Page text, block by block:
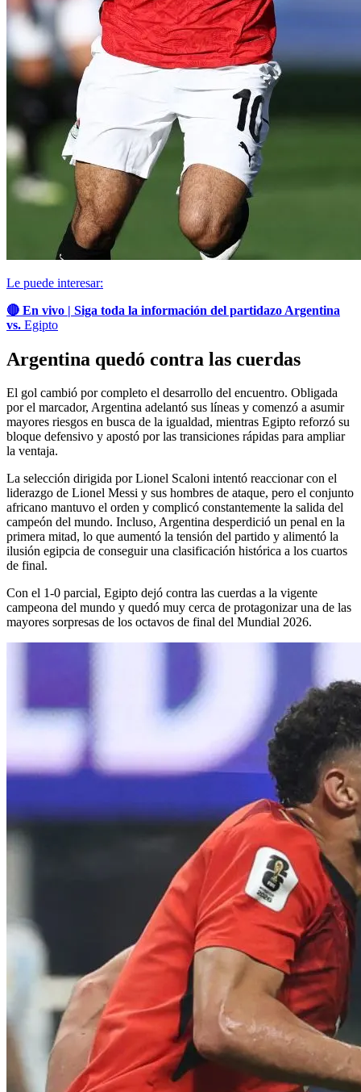
Le puede interesar:
🔴 En vivo | Siga toda la información del partidazo Argentina
vs. Egipto
Argentina quedó contra las cuerdas
El gol cambió por completo el desarrollo del encuentro. Obligada
por el marcador, Argentina adelantó sus líneas y comenzó a asumir
mayores riesgos en busca de la igualdad, mientras Egipto reforzó su
bloque defensivo y apostó por las transiciones rápidas para ampliar
la ventaja.
La selección dirigida por Lionel Scaloni intentó reaccionar con el
liderazgo de Lionel Messi y sus hombres de ataque, pero el conjunto
africano mantuvo el orden y complicó constantemente la salida del
campeón del mundo. Incluso, Argentina desperdició un penal en la
primera mitad, lo que aumentó la tensión del partido y alimentó la
ilusión egipcia de conseguir una clasificación histórica a los cuartos
de final.
Con el 1-0 parcial, Egipto dejó contra las cuerdas a la vigente
campeona del mundo y quedó muy cerca de protagonizar una de las
mayores sorpresas de los octavos de final del Mundial 2026.